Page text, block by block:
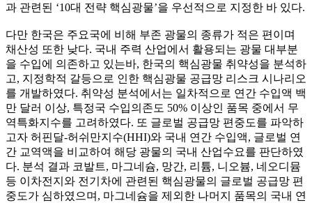
과 관련된 ‘10대 전략 핵심광물’을 우선적으로 지정한 바 있다.
다만 한국은 주요국에 비해 부존 광물의 종류가 적은 편이며
채산성 또한 낮다. 국내 주력 산업에서 활용되는 광물 대부분
을 수입에 의존하고 있는바, 한국의 핵심광물 취약성을 분석하
고, 지정학적 갈등으로 인한 핵심광물 공급망 리스크 시나리오
를 개발하였다. 취약성 분석에서는 일차적으로 연간 수입액 백
만 달러 이상, 특정국 수입의존도 50% 이상인 품목 중에서 무
역특화지수를 고려하였다. 또 글로벌 공급망 편중도를 파악하
고자 허핀달-허쉬만지수(HHI)와 국내 연간 수입액, 글로벌 연
간 교역액을 비교하여 해당 광물의 국내 산업수요를 판단하였
다. 분석 결과 코발트, 마그네슘, 망간, 리튬, 니오븀, 네오디뮴
등 이차전지와 전기차에 관련된 핵심광물의 글로벌 공급망 편
중도가 심하였으며, 마그네슘을 제외한 나머지 품목의 국내 연